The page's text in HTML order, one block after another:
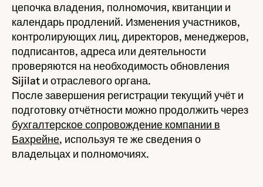
цепочка владения, полномочия, квитанции и
календарь продлений. Изменения участников,
контролирующих лиц, директоров, менеджеров,
подписантов, адреса или деятельности
проверяются на необходимость обновления
Sijilat и отраслевого органа.
После завершения регистрации текущий учёт и
подготовку отчётности можно продолжить через
бухгалтерское сопровождение компании в
Бахрейне, используя те же сведения о
владельцах и полномочиях.